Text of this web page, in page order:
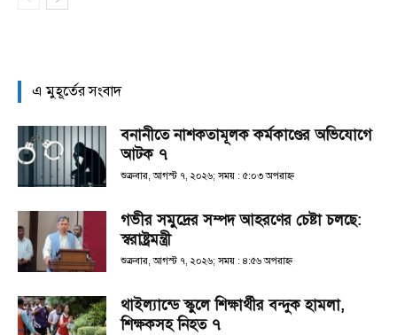
এ মুহূর্তের সংবাদ
বনানীতে নাশকতামূলক কর্মকাণ্ডের অভিযোগে
আটক ৭
শুক্রবার, আগস্ট ৭, ২০২৬; সময় : ৫:০৩ অপরাহ্ণ
গভীর সমুদ্রের সম্পদ আহরণের চেষ্টা চলছে:
স্বরাষ্ট্রমন্ত্রী
শুক্রবার, আগস্ট ৭, ২০২৬; সময় : ৪:৫৬ অপরাহ্ণ
থাইল্যান্ডে স্কুলে শিক্ষার্থীর বন্দুক হামলা,
শিক্ষকসহ নিহত ৭